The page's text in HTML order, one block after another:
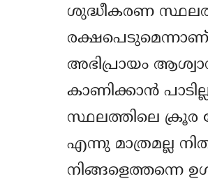
ശുദ്ധീകരണ
അഭിപ്രായം
കാണിക്കാന്‍
സ്ഥലത്തിലെ ക്രൂര
എന്നു മാത്രമല്ല
നിങ്ങളെത്തന്നെ